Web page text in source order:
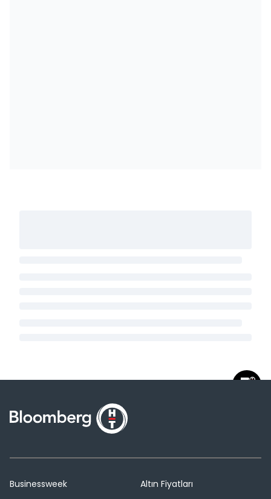
Businessweek
Altın Fiyatları